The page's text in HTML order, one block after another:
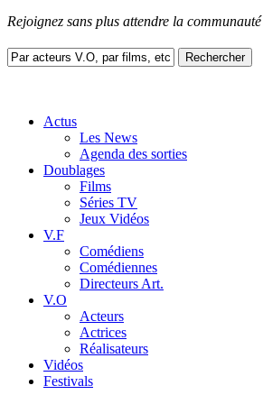
Rejoignez sans plus attendre la communauté
Actus
Les News
Agenda des sorties
Doublages
Films
Séries TV
Jeux Vidéos
V.F
Comédiens
Comédiennes
Directeurs Art.
V.O
Acteurs
Actrices
Réalisateurs
Vidéos
Festivals